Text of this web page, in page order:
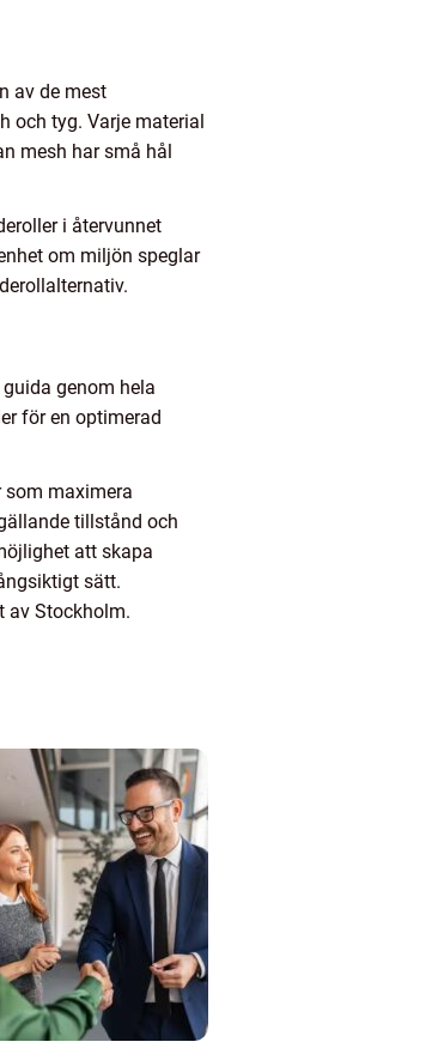
av de mest
och tyg. Varje material
mesh har små hål
i återvunnet
om miljön speglar
genom hela
för en optimerad
maximera
tillstånd och
att skapa
sätt.
av Stockholm.